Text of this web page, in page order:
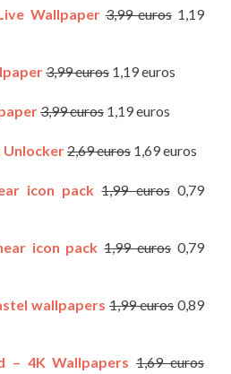
Wallpaper 3,99 euros1,19
3,99 euros 1,19 euros
3,99 euros 1,19 euros
Unlocker2,69 euros 1,69 euros
icon pack 1,99 euros0,79
icon pack 1,99 euros0,79
wallpapers 1,99 euros 0,89
– 4K Wallpapers 1,69 euros